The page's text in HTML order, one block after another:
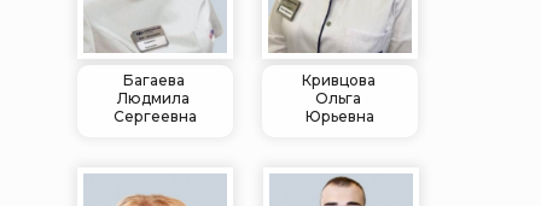
Багаева
Людмила
Сергеевна
Кривцова
Ольга
Юрьевна